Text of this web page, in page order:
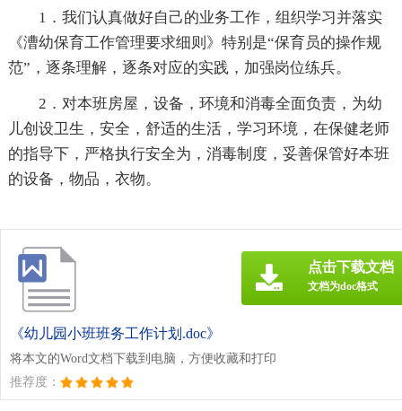
1．我们认真做好自己的业务工作，组织学习并落实
《漕幼保育工作管理要求细则》特别是“保育员的操作规
范”，逐条理解，逐条对应的实践，加强岗位练兵。
2．对本班房屋，设备，环境和消毒全面负责，为幼
儿创设卫生，安全，舒适的生活，学习环境，在保健老师
的指导下，严格执行安全为，消毒制度，妥善保管好本班
的设备，物品，衣物。
《幼儿园小班班务工作计划.doc》
将本文的Word文档下载到电脑，方便收藏和打印
推荐度：
点击下载文档
文档为doc格式